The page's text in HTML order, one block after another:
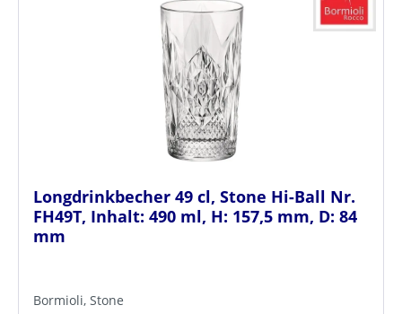
Longdrinkbecher 49 cl, Stone Hi-Ball Nr.
FH49T, Inhalt: 490 ml, H: 157,5 mm, D: 84
mm
Bormioli, Stone